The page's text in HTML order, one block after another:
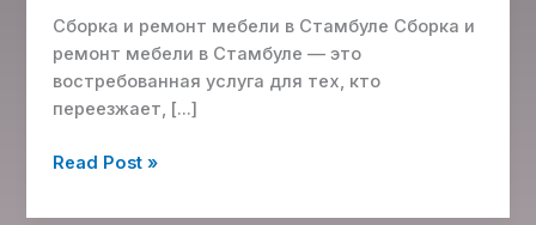
Сборка и ремонт мебели в Стамбуле Сборка и
ремонт мебели в Стамбуле — это
востребованная услуга для тех, кто
переезжает, […]
Read Post »